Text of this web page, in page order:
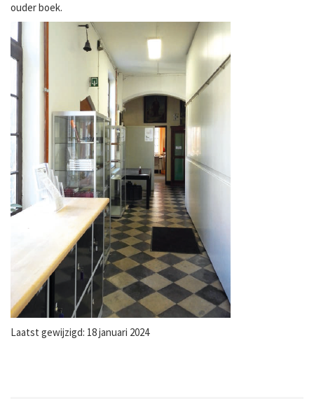
ouder boek.
Laatst gewijzigd: 18 januari 2024